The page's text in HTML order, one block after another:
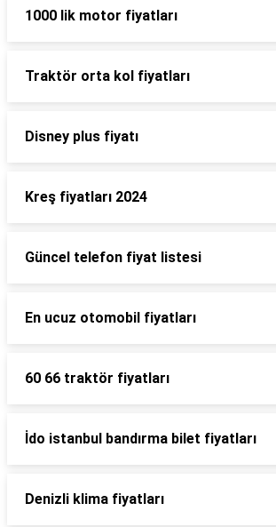
1000 lik motor fiyatları
Traktör orta kol fiyatları
Disney plus fiyatı
Kreş fiyatları 2024
Güncel telefon fiyat listesi
En ucuz otomobil fiyatları
60 66 traktör fiyatları
İdo istanbul bandırma bilet fiyatları
Denizli klima fiyatları